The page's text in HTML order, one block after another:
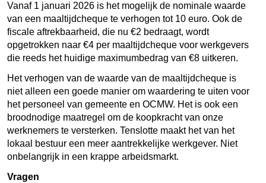
Vanaf 1 januari 2026 is het mogelijk de nominale waarde
van een maaltijdcheque te verhogen tot 10 euro. Ook de
fiscale aftrekbaarheid, die nu €2 bedraagt, wordt
opgetrokken naar €4 per maaltijdcheque voor werkgevers
die reeds het huidige maximumbedrag van €8 uitkeren.
Het verhogen van de waarde van de maaltijdcheque is
niet alleen een goede manier om waardering te uiten voor
het personeel van gemeente en OCMW. Het is ook een
broodnodige maatregel om de koopkracht van onze
werknemers te versterken. Tenslotte maakt het van het
lokaal bestuur een meer aantrekkelijke werkgever. Niet
onbelangrijk in een krappe arbeidsmarkt.
Vragen